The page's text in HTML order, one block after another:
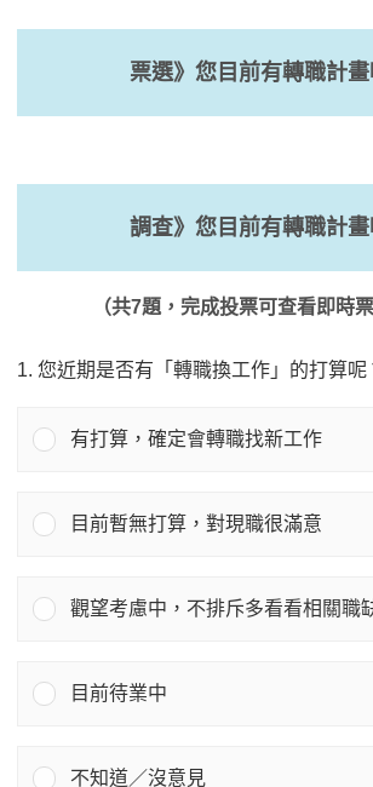
票選》您目前有轉職計畫
調查》您目前有轉職計畫
（共7題，完成投票可查看即時票
1. 您近期是否有「轉職換工作」的打算呢
有打算，確定會轉職找新工作
目前暫無打算，對現職很滿意
觀望考慮中，不排斥多看看相關職
目前待業中
不知道／沒意見